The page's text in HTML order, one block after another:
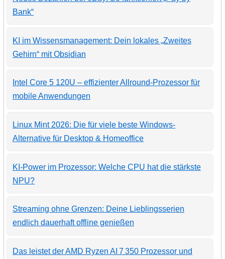
Bank“
KI im Wissensmanagement: Dein lokales „Zweites
Gehirn“ mit Obsidian
Intel Core 5 120U – effizienter Allround-Prozessor für
mobile Anwendungen
Linux Mint 2026: Die für viele beste Windows-
Alternative für Desktop & Homeoffice
KI-Power im Prozessor: Welche CPU hat die stärkste
NPU?
Streaming ohne Grenzen: Deine Lieblingsserien
endlich dauerhaft offline genießen
Das leistet der AMD Ryzen AI 7 350 Prozessor und